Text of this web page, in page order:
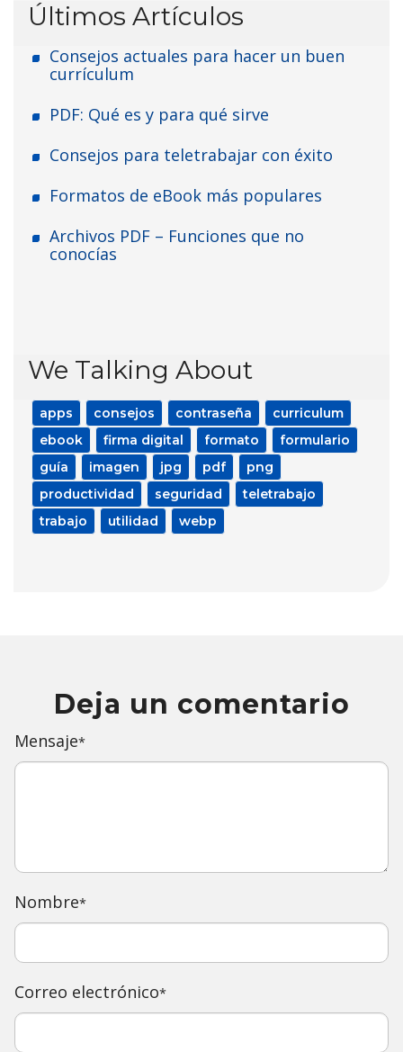
Últimos Artículos
Consejos actuales para hacer un buen
currículum
PDF: Qué es y para qué sirve
Consejos para teletrabajar con éxito
Formatos de eBook más populares
Archivos PDF – Funciones que no
conocías
We Talking About
apps consejos contraseña
curriculum
ebook
firma digital formato
formulario
guía
imagen jpg pdf
png
productividad
seguridad
teletrabajo
trabajo
utilidad webp
Deja un comentario
Mensaje*
Nombre*
Correo electrónico*